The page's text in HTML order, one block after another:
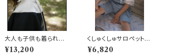
大人も子供も着られる
ケープ
¥13,200
くしゅくしゅサロペット
3年着られる子供服
¥6,820